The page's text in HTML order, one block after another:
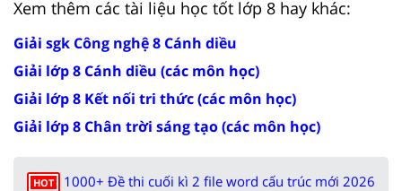
Xem thêm các tài liệu học tốt lớp 8 hay khác:
Giải sgk Công nghệ 8 Cánh diều
Giải lớp 8 Cánh diều (các môn học)
Giải lớp 8 Kết nối tri thức (các môn học)
Giải lớp 8 Chân trời sáng tạo (các môn học)
HOT
1000+ Đề thi cuối kì 2 file word cấu trúc mới 2026